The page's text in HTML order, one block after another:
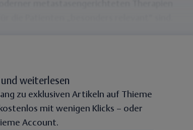
weiterlesen
zu exklusiven Artikeln auf Thieme
mit wenigen Klicks – oder
Account.